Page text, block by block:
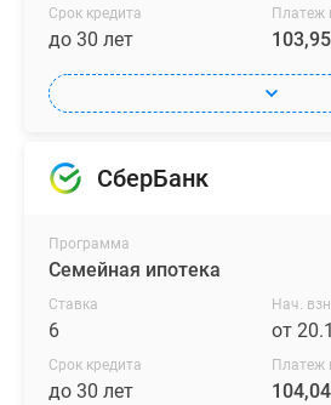
Срок кредита
до 30 лет
Платеж
СберБанк
Программа
Семейная ипотека
Ставка
6
Нач.
от
Срок кредита
до 30 лет
Платеж